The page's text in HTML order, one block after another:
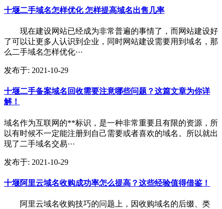
十堰二手域名怎样优化 怎样提高域名出售几率
现在建设网站已经成为非常普遍的事情了，而网站建设好
了可以让更多人认识到企业，同时网站建设需要用到域名，那
么二手域名怎样优化···
发布于: 2021-10-29
十堰二手备案域名回收需要注意哪些问题？这篇文章为你详
解！
域名作为互联网的**标识，是一种非常重要且有限的资源，所
以有时候不一定能注册到自己需要或者喜欢的域名。所以就出
现了二手域名交易···
发布于: 2021-10-29
十堰阿里云域名收购成功率怎么提高？这些经验值得借鉴！
阿里云域名收购技巧的问题上，因收购域名的后缀、类